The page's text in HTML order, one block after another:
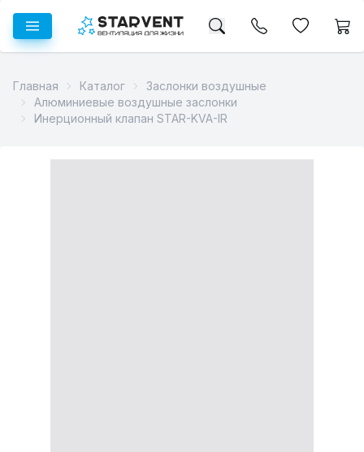
Главная Каталог
Заслонки воздушные
Алюминиевые воздушные заслонки
Инерционный клапан STAR-KVA-IR